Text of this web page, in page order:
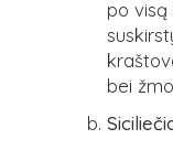
po visą
bei